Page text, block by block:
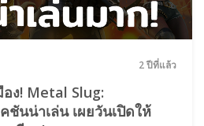
2 ปีที่แล้ว
ง! Metal Slug:
นน่าเล่น เผยวันเปิดให้